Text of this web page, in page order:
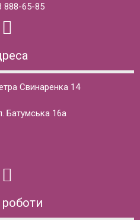
888-65-85
Свинаренка 14
Батумська 16а